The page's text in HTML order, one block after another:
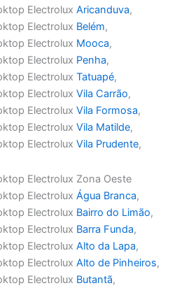
ElectroluxAricanduva,
Electrolux Belém,
Electrolux Mooca,
Electrolux Penha,
ElectroluxTatuapé,
ElectroluxVila Carrão,
ElectroluxVila Formosa,
ElectroluxVila Matilde,
ElectroluxVila Prudente,
Electrolux Zona Oeste
ElectroluxÁgua Branca,
Electrolux Bairro do Limão,
Electrolux Barra Funda,
ElectroluxAlto da Lapa,
ElectroluxAlto de Pinheiros,
Electrolux Butantã,